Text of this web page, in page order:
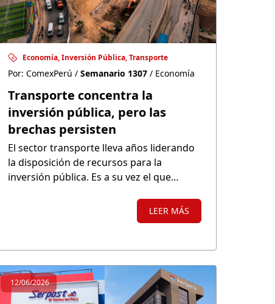
Economía, Inversión Pública, Transporte
Por: ComexPerú / Semanario 1307 / Economía
Transporte concentra la
inversión pública, pero las
brechas persisten
El sector transporte lleva años liderando
la disposición de recursos para la
inversión pública. Es a su vez el que
infraestructura en el país. La limitada
conectividad, los elevados costos
transporte siguen representando
obstáculos para la competitividad del
país.
LEER MÁS
12/06/2026